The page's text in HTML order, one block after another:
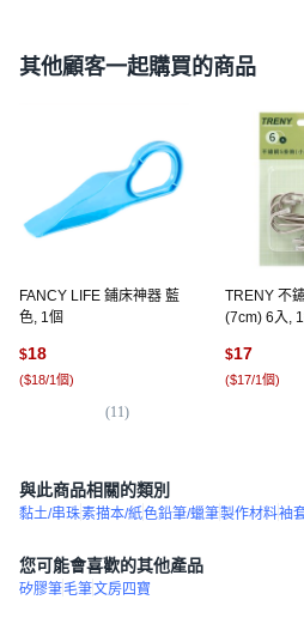
其他顧客一起購買的商品
FANCY LIFE 鋪床神器 藍
色, 1個
$18
($18/1個)
(11)
TRENY 不
(7cm) 6入,
$17
($17/1個)
與此商品相關的類別
黏土/串珠素描本/紙色鉛筆/蠟筆製作材料袖
您可能會喜歡的其他產品
矽膠筆毛筆文房四寶